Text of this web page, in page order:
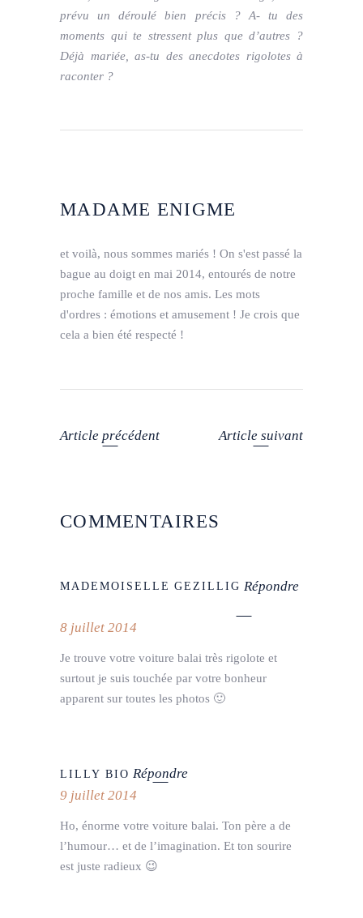
prévu un déroulé bien précis ? A- tu des
moments qui te stressent plus que d’autres ?
Déjà mariée, as-tu des anecdotes rigolotes à
raconter ?
MADAME ENIGME
et voilà, nous sommes mariés ! On s'est passé la
bague au doigt en mai 2014, entourés de notre
proche famille et de nos amis. Les mots
d'ordres : émotions et amusement ! Je crois que
cela a bien été respecté !
Article précédent Article suivant
COMMENTAIRES
MADEMOISELLE GEZILLIG Répondre
8 juillet 2014
Je trouve votre voiture balai très rigolote et
surtout je suis touchée par votre bonheur
apparent sur toutes les photos 🙂
LILLY BIO Répondre
9 juillet 2014
Ho, énorme votre voiture balai. Ton père a de
l’humour… et de l’imagination. Et ton sourire
est juste radieux 😉